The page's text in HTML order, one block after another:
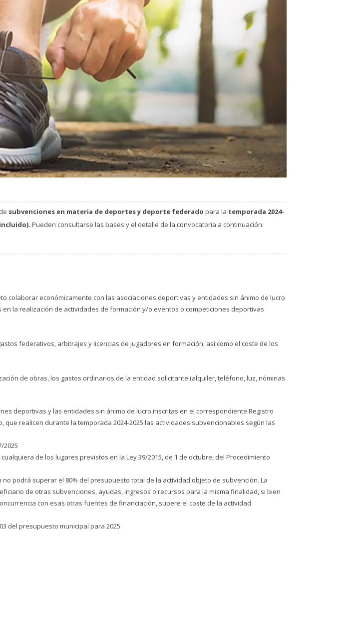
subvenciones en materia de deportes y deporte federado para la temporada 2024-
Pueden consultarse las bases y el detalle de la convocatoria a continuación:
colaborar económicamente con las asociaciones deportivas y entidades sin ánimo de lucro
la realización de actividades de formación y/o eventos o competiciones deportivas
federativos, arbitrajes y licencias de jugadores en formación, así como el coste de los
de obras, los gastos ordinarios de la entidad solicitante (alquiler, teléfono, luz, nóminas
deportivas y las entidades sin ánimo de lucro inscritas en el correspondiente Registro
que realicen durante la temporada 2024-2025 las actividades subvencionables según las
2025
de los lugares previstos en la Ley 39/2015, de 1 de octubre, del Procedimiento
no podrá superar el 80% del presupuesto total de la actividad objeto de subvención. La
de otras subvenciones, ayudas, ingresos o recursos para la misma finalidad, si bien
con esas otras fuentes de financiación, supere el coste de la actividad
del presupuesto municipal para 2025.